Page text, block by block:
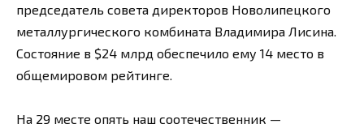
председатель совета директоров Новолипецкого
металлургического комбината Владимира Лисина.
Состояние в $24 млрд обеспечило ему 14 место в
общемировом рейтинге.
На 29 месте опять наш соотечественник —